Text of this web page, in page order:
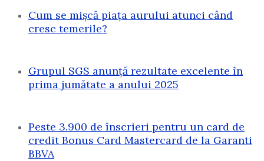
Cum se mișcă piața aurului atunci când
cresc temerile?
Grupul SGS anunță rezultate excelente în
prima jumătate a anului 2025
Peste 3.900 de înscrieri pentru un card de
credit Bonus Card Mastercard de la Garanti
BBVA